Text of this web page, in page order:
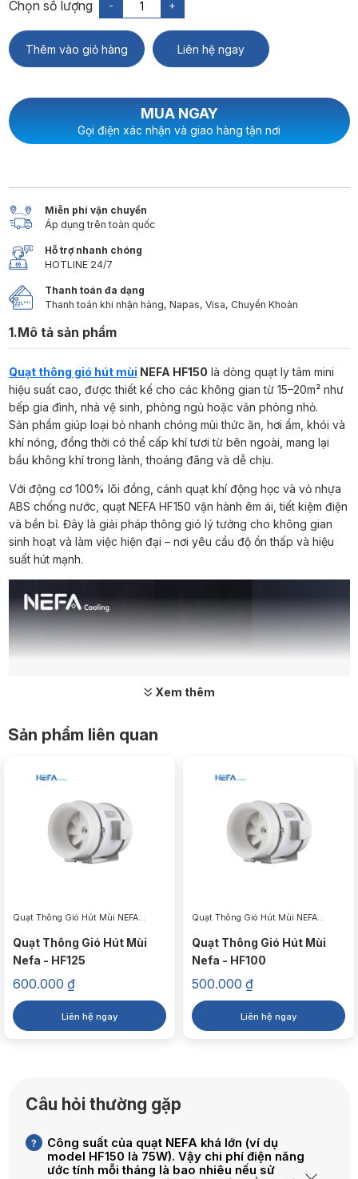
- +
Thêm vào giỏ hàng Liên hệ ngay
MUA NGAY
Gọi điện xác nhận và giao hàng tận nơi
Miễn phí vận chuyển
Áp dụng trên toàn quốc
Hỗ trợ nhanh chóng
HOTLINE 24/7
Thanh toán đa dạng
Thanh toán khi nhận hàng, Napas, Visa, Chuyển Khoản
1.Mô tả sản phẩm
Quạt thông gió hút mùi NEFA HF150 là dòng quạt ly tâm mini
hiệu suất cao, được thiết kế cho các không gian từ 15–20m² như
bếp gia đình, nhà vệ sinh, phòng ngủ hoặc văn phòng nhỏ.
Sản phẩm giúp loại bỏ nhanh chóng mùi thức ăn, hơi ẩm, khói và
khí nóng, đồng thời có thể cấp khí tươi từ bên ngoài, mang lại
bầu không khí trong lành, thoáng đãng và dễ chịu.
Với động cơ 100% lõi đồng, cánh quạt khí động học và vỏ nhựa
ABS chống nước, quạt NEFA HF150 vận hành êm ái, tiết kiệm điện
và bền bỉ. Đây là giải pháp thông gió lý tưởng cho không gian
sinh hoạt và làm việc hiện đại – nơi yêu cầu độ ồn thấp và hiệu
suất hút mạnh.
Thông số
Chi tiết
Linh kiện đi kèm
Ống bạc, đai siết
Điện Áp 220V/50Hz
Xem thêm
Sản phẩm liên quan
Quạt Thông Gió Hút Mùi NEFA
Cooling Âm Trần, Gắn Tường Giá Tốt
Quạt Thông Gió Hút Mùi
Nefa - HF125
600.000 ₫
Liên hệ ngay
Quạt Thông Gió Hút Mùi NEFA
Cooling Âm Trần, Gắn Tường Giá Tốt
Quạt Thông Gió Hút Mùi
Nefa - HF100
500.000 ₫
Liên hệ ngay
Câu hỏi thường gặp
Công suất của quạt NEFA khá lớn (ví dụ
model HF150 là 75W). Vậy chi phí điện năng
ước tính mỗi tháng là bao nhiêu nếu sử